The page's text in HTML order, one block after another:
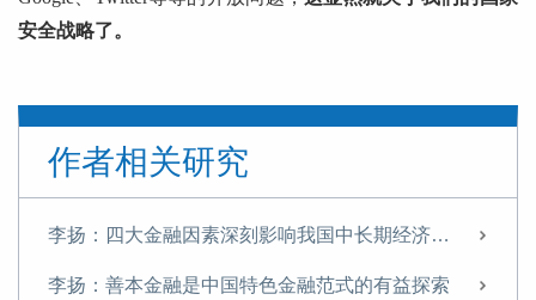
安全战略了。
作者相关研究
李扬：四大金融因素深刻影响我国中长期经济运行
李扬：善本金融是中国特色金融范式的有益探索